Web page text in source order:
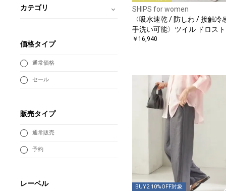
SHIPS for women
〈吸水速乾 / 防しわ / 接触冷
手洗い可能〉ツイル ドロス
ンツ
￥16,940
BUY2 10%OFF対象
カテゴリ
価格タイプ
通常価格
セール
販売タイプ
通常販売
予約
レーベル